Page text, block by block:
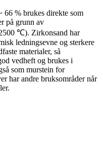
66 % brukes direkte som
på grunn av
℃). Zirkonsand har
ledningsevne og sterkere
materialer, så
vedheft og brukes i
som murstein for
har andre bruksområder når